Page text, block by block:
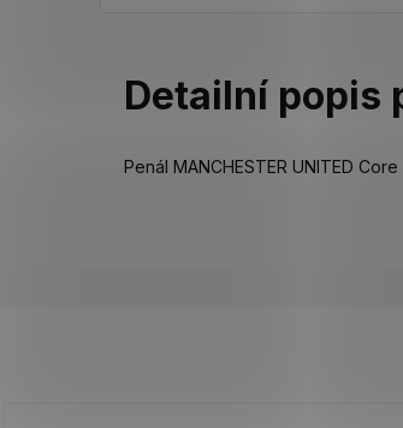
Detailní popis
Penál MANCHESTER UNITED